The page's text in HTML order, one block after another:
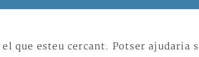
que esteu cercant. Potser ajudaria